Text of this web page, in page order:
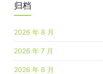
归档
2026 年 8 月
2026 年 7 月
2026 年 6 月